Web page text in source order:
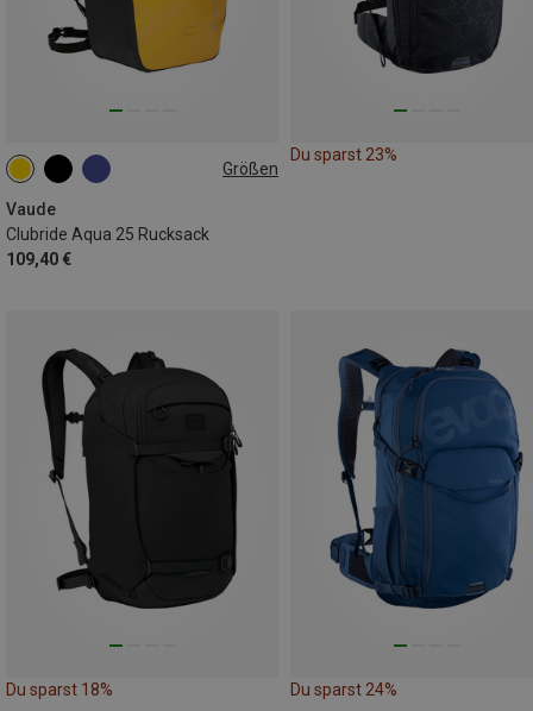
Größen
Vaude
Clubride Aqua 25 Rucksack
109,40 €
25L
Du sparst 23%
Du sparst 18% Du sparst 24%